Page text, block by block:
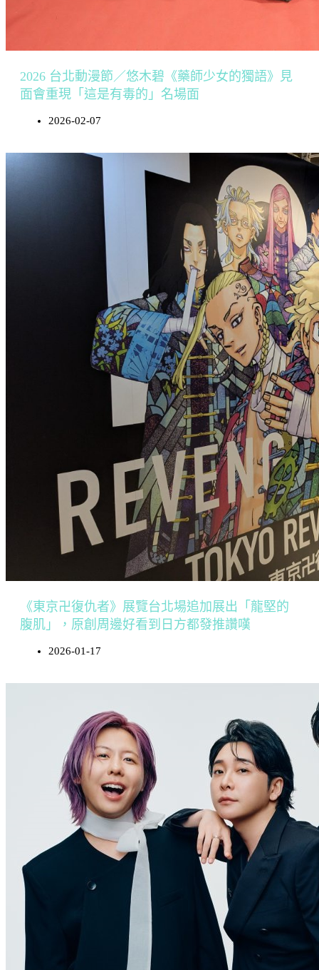
2026 台北動漫節／悠木碧《藥師少女的獨語》見
面會重現「這是有毒的」名場面
2026-02-07
《東京卍復仇者》展覽台北場追加展出「龍堅的
腹肌」，原創周邊好看到日方都發推讚嘆
2026-01-17